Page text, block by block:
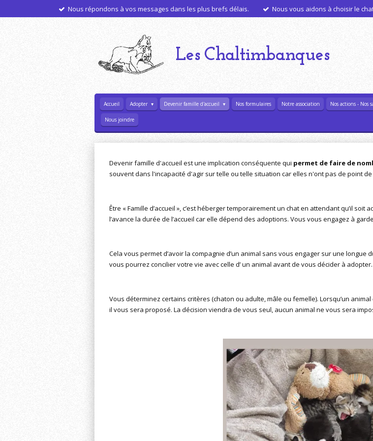
Nous répondons à vos messages dans les plus brefs délais. Nous vous aidons à choisir le
Les Chaltimbanques
Accueil Adopter Devenir famille d'accueil Nos formulaires Notre association Nos actions - Nos
Nous joindre
Devenir famille d'accueil est une implication conséquente qui permet de faire de
souvent dans l'incapacité d'agir sur telle ou telle situation car elles n'ont pas de point
Être « Famille d’accueil », c’est héberger temporairement un chat en attendant qu’il
l’avance la durée de l’accueil car elle dépend des adoptions. Vous vous engagez à
Cela vous permet d’avoir la compagnie d’un animal sans vous engager sur une longue
vous pourrez concilier votre vie avec celle d’ un animal avant de vous décider à adopter.
Vous déterminez certains critères (chaton ou adulte, mâle ou femelle). Lorsqu’un
il vous sera proposé. La décision viendra de vous seul, aucun animal ne vous sera